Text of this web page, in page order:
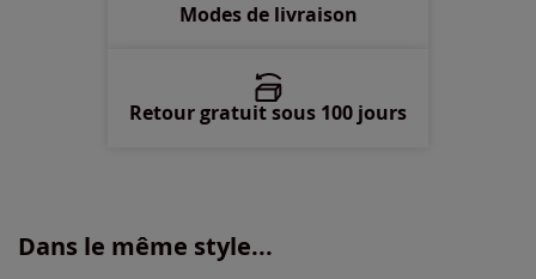
Modes de livraison
Retour gratuit sous 100 jours
Dans le même style...